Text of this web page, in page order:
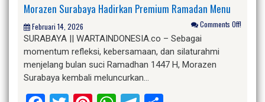
Morazen Surabaya Hadirkan Premium Ramadan Menu
Februari 14, 2026 Comments Off!
SURABAYA || WARTAINDONESIA.co – Sebagai
momentum refleksi, kebersamaan, dan silaturahmi
menjelang bulan suci Ramadhan 1447 H, Morazen
Surabaya kembali meluncurkan…